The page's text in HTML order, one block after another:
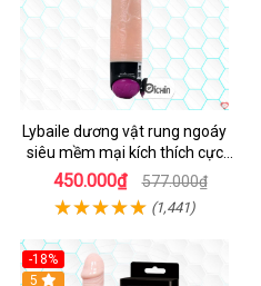
Lybaile dương vật rung ngoáy
siêu mềm mại kích thích cực
mạnh
450.000₫ 577.000₫
(1,441)
-18%
Hot
5